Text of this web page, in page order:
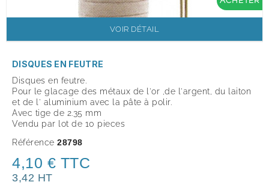
VOIR DÉTAIL
DISQUES EN FEUTRE
Disques en feutre.
Pour le glacage des métaux de l'or ,de l'argent, du laiton
et de l' aluminium avec la pâte à polir.
Avec tige de 2.35 mm
Vendu par lot de 10 pieces
Référence 28798
4,10 € TTC
3,42 HT